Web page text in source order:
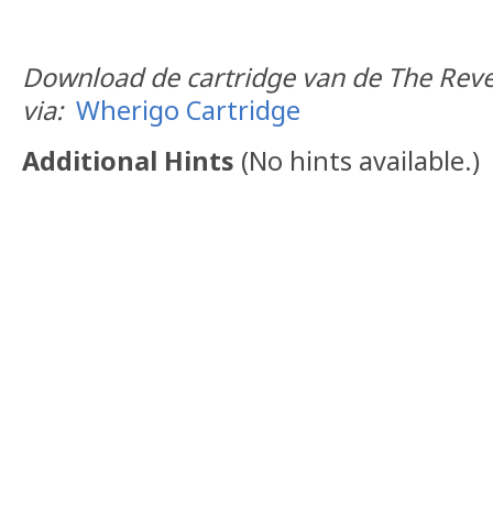
Download de cartridge van de The
via: Wherigo Cartridge
Additional Hints (No hints available.)